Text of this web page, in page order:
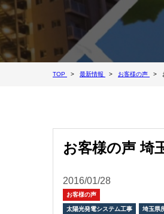
TOP 最新情報 お客様の声
お客様の声 埼
2016/01/28
お客様の声
太陽光発電システム工事 埼玉県